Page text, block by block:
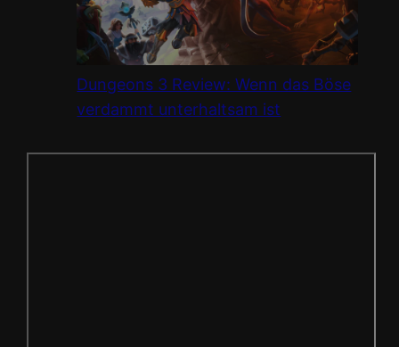
Dungeons 3 Review: Wenn das Böse
verdammt unterhaltsam ist